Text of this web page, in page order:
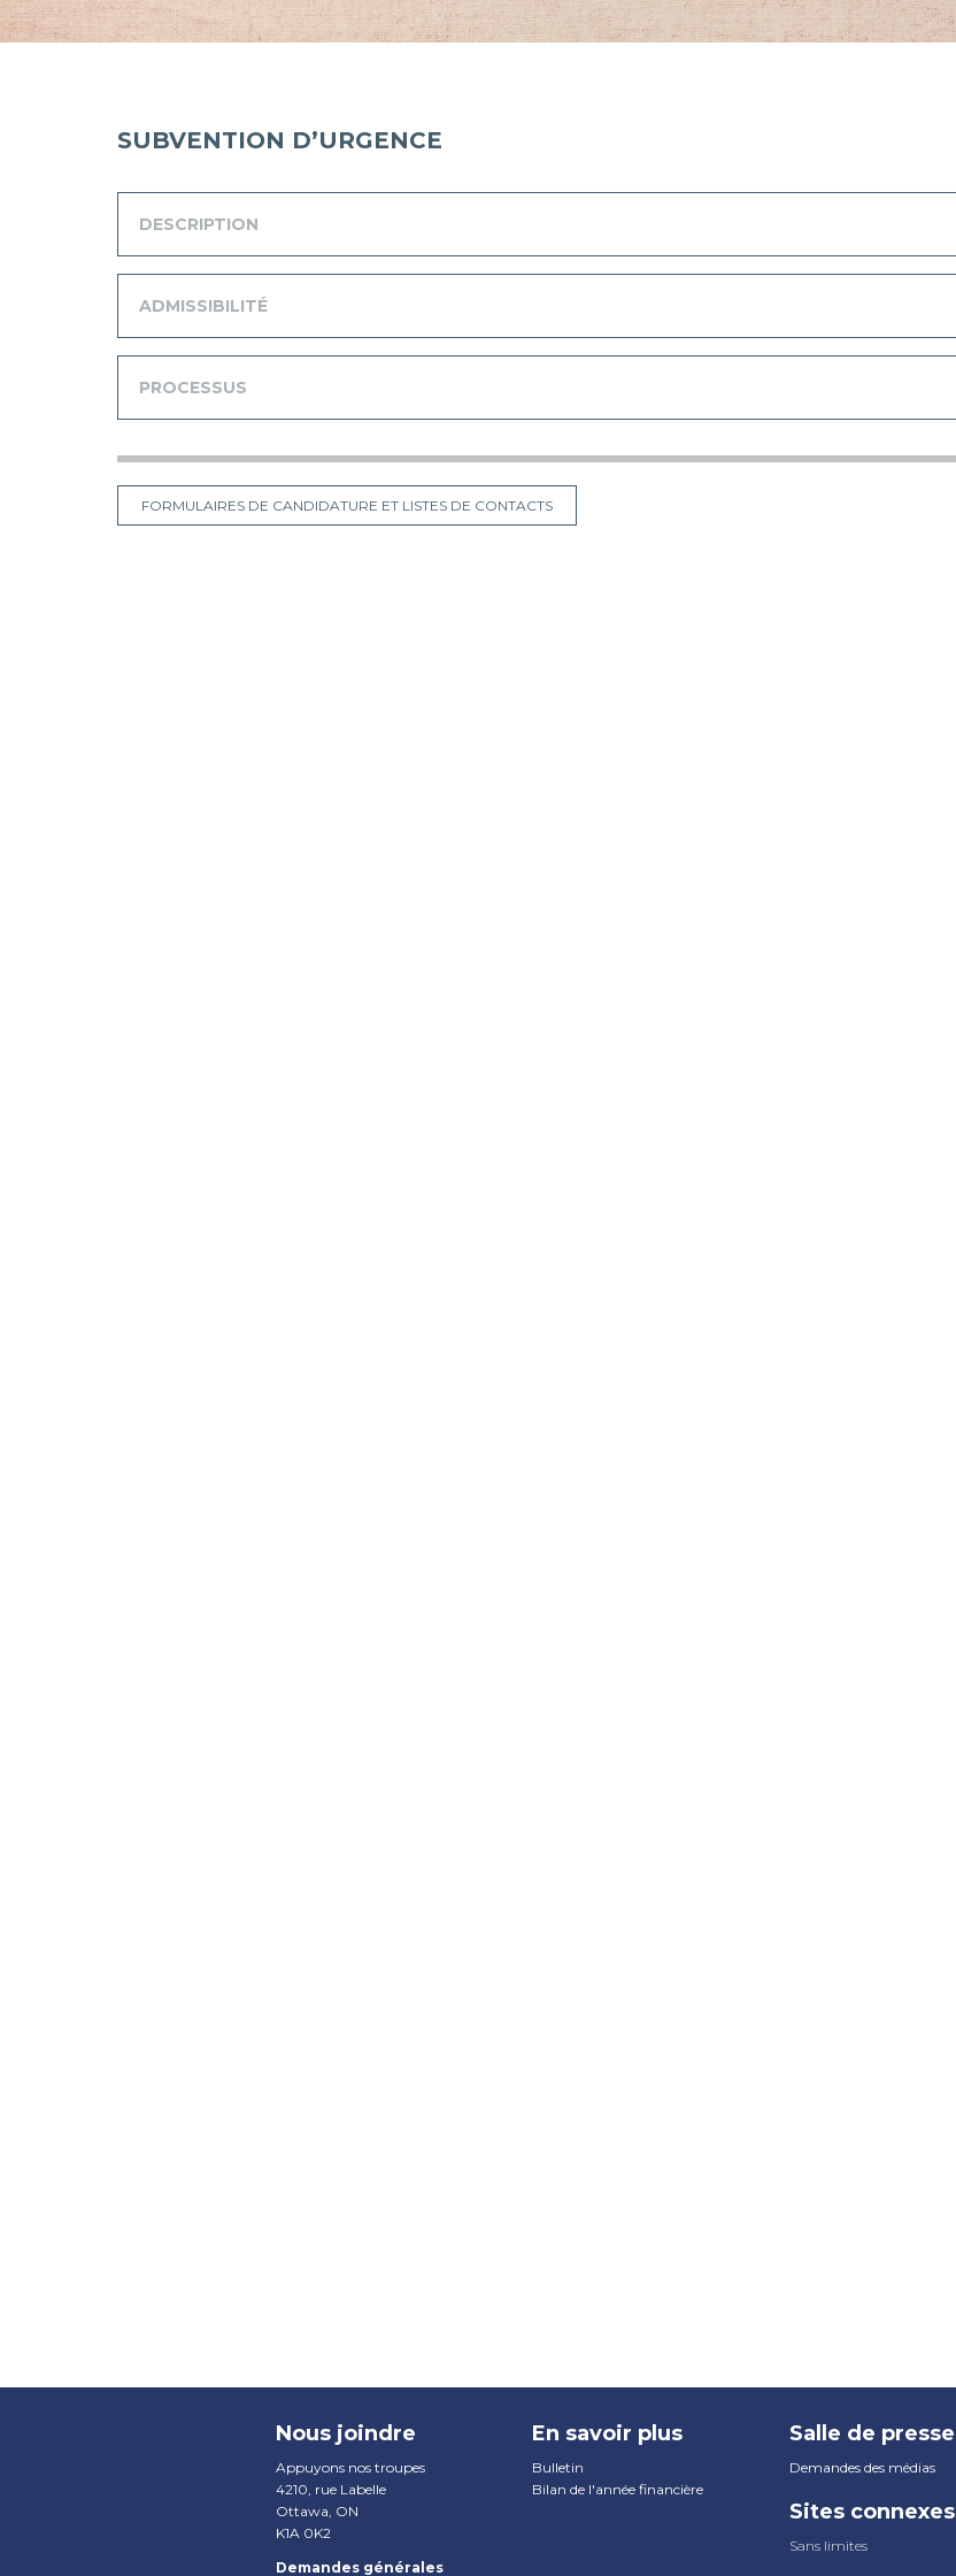
SUBVENTION D’URGENCE
DESCRIPTION
ADMISSIBILITÉ
PROCESSUS
FORMULAIRES DE CANDIDATURE ET LISTES DE CONTACTS
Nous joindre
Appuyons nos troupes
4210, rue Labelle
Ottawa, ON
K1A 0K2
Demandes générales
En savoir plus
Bulletin
Bilan de l'année financière
Salle de presse
Demandes des médias
Sites connexes
Sans limites